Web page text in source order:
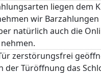
liegen dem
wir Barzahlungen
natürlich auch die
zerstörungsfrei
der Türöffnung das